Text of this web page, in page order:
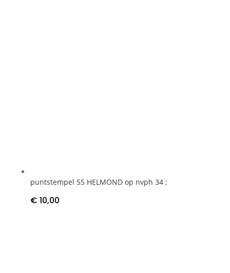
puntstempel 55 HELMOND op nvph 34 ;
€ 10,00